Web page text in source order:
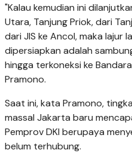
"Kalau kemudian ini
Utara, Tanjung Priok, dari
dari JIS ke Ancol, maka lajur
dipersiapkan adalah
hingga terkoneksi ke
Pramono.
Saat ini, kata Pramono,
massal Jakarta baru
Pemprov DKI berupaya
belum terhubung.